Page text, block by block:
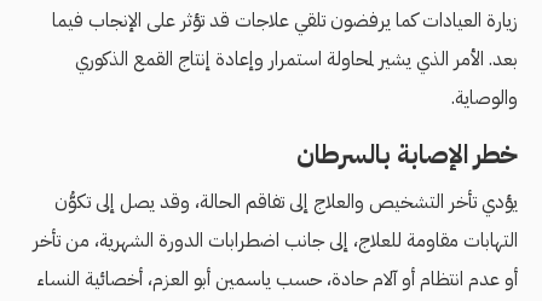
زيارة العيادات كما يرفضون تلقي علاجات قد تؤثر على الإنجاب فيما
بعد. الأمر الذي يشير لمحاولة استمرار وإعادة إنتاج القمع الذكوري
والوصاية.
خطر الإصابة بالسرطان
يؤدي تأخر التشخيص والعلاج إلى تفاقم الحالة، وقد يصل إلى تكوُّن
التهابات مقاومة للعلاج، إلى جانب اضطرابات الدورة الشهرية، من تأخر
أو عدم انتظام أو آلام حادة، حسب ياسمين أبو العزم، أخصائية النساء